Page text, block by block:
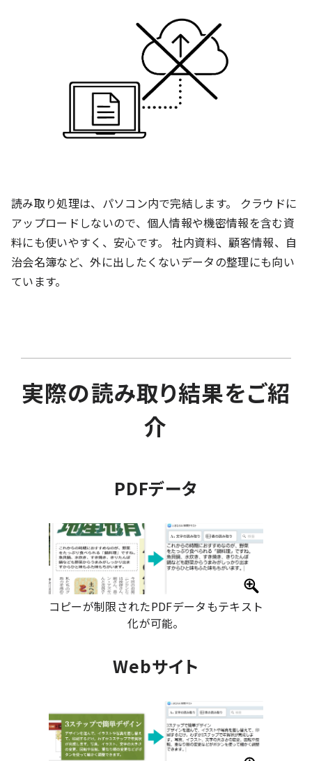
読み取り処理は、パソコン内で完結します。 クラウドに
アップロードしないので、個人情報や機密情報を含む資
料にも使いやすく、安心です。 社内資料、顧客情報、自
治会名簿など、外に出したくないデータの整理にも向い
ています。
実際の読み取り結果をご紹
介
PDFデータ
コピーが制限されたPDFデータもテキスト
化が可能。
Webサイト